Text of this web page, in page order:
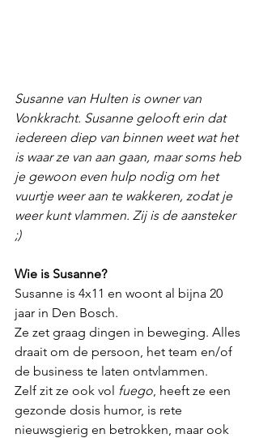
Susanne van Hulten is owner van
Vonkkracht. Susanne gelooft erin dat
iedereen diep van binnen weet wat het
is waar ze van aan gaan, maar soms heb
je gewoon even hulp nodig om het
vuurtje weer aan te wakkeren, zodat je
weer kunt vlammen. Zij is de aansteker
;)
Wie is Susanne?
Susanne is 4x11 en woont al bijna 20
jaar in Den Bosch.
Ze zet graag dingen in beweging. Alles
draait om de persoon, het team en/of
de business te laten ontvlammen.
Zelf zit ze ook vol fuego, heeft ze een
gezonde dosis humor, is rete
nieuwsgierig en betrokken, maar ook